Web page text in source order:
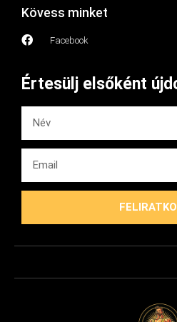
Kövess minket
Facebook
Értesülj elsőként